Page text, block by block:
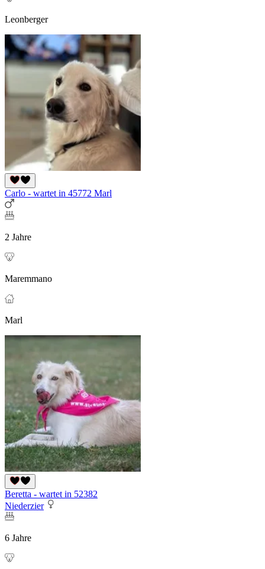
Leonberger
Carlo - wartet in 45772 Marl
2 Jahre
Maremmano
Marl
Beretta - wartet in 52382
Niederzier
6 Jahre